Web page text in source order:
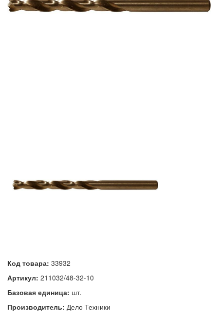
Код товара: 33932
Артикул: 211032/48-32-10
Базовая единица: шт.
Производитель: Дело Техники